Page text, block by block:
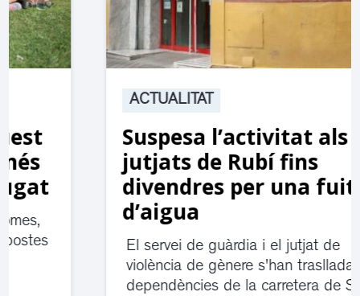
ACTUALITAT
Suspesa l’activitat als
jutjats de Rubí fins
divendres per una fuita
El servei de guàrdia i el jutjat de
violència de gènere s'han traslladat a
dependències de la carretera de Sant